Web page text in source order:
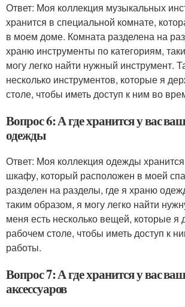
Ответ: Моя коллекция музыкальных
хранится в специальной комнате,
в моем доме. Комната разделена на
храню инструменты по категориям,
могу легко найти нужный инструмент.
несколько инструментов, которые я
столе, чтобы иметь доступ к ним во
Вопрос 6: А где хранится у вас
одежды
Ответ: Моя коллекция одежды
шкафу, который расположен в моей
разделен на разделы, где я храню
таким образом, я могу легко найти
меня есть несколько вещей, которые я
рабочем столе, чтобы иметь доступ к
работы.
Вопрос 7: А где хранится у вас
аксессуаров